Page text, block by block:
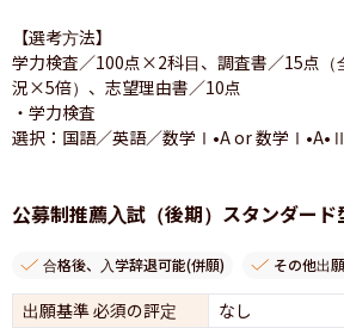
【選考方法】
学力検査／100点×2科目、調査書／15点（
況×5倍）、志望理由書／10点
・学力検査
選択：国語／英語／数学Ⅰ•A or 数学
公募制推薦入試（後期）スタンダード
合格後、入学辞退可能(併願) その他出
出願基準 必須の評定
なし